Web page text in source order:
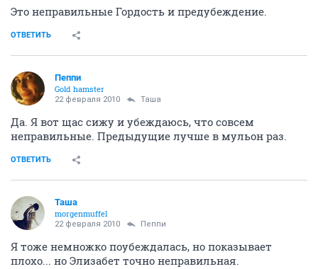
Это неправильные Гордость и предубеждение.
ОТВЕТИТЬ
Пеппи
Gold hamster
22 февраля 2010 Таша
Да. Я вот щас сижу и убеждаюсь, что совсем
неправильные. Предыдущие лучше в мульон раз.
ОТВЕТИТЬ
Таша
morgenmuffel
22 февраля 2010 Пеппи
Я тоже немножко поубеждалась, но показывает
плохо... но Элизабет точно неправильная.